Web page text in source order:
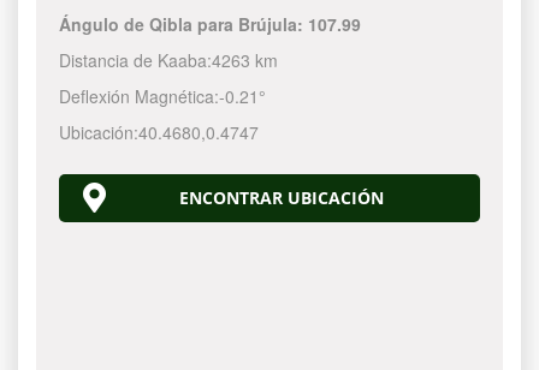
Ángulo de Qibla para Brújula: 107.99
Distancia de Kaaba:4263 km
Deflexión Magnética:-0.21°
Ubicación:40.4680,0.4747
ENCONTRAR UBICACIÓN